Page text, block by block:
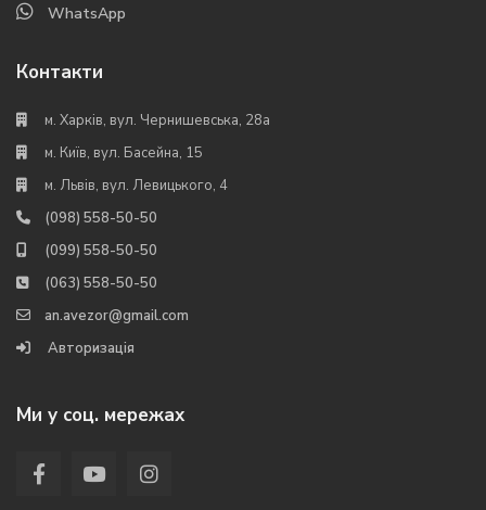
WhatsApp
Контакти
м. Харків, вул. Чернишевська, 28а
м. Київ, вул. Басейна, 15
м. Львів, вул. Левицького, 4
(098) 558-50-50
(099) 558-50-50
(063) 558-50-50
an.avezor@gmail.com
Авторизація
Ми у соц. мережах